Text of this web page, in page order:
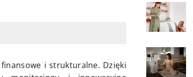
i strukturalne. Dzięki